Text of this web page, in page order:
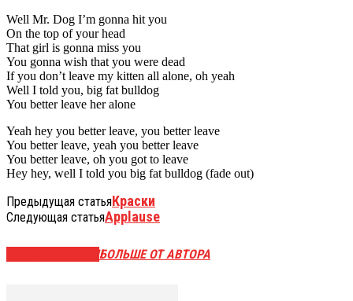
Well Mr. Dog I’m gonna hit you
On the top of your head
That girl is gonna miss you
You gonna wish that you were dead
If you don’t leave my kitten all alone, oh yeah
Well I told you, big fat bulldog
You better leave her alone
Yeah hey you better leave, you better leave
You better leave, yeah you better leave
You better leave, oh you got to leave
Hey hey, well I told you big fat bulldog (fade out)
Предыдущая статьяКраски
Следующая статьяApplause
БОЛЬШЕ ОТ АВТОРА